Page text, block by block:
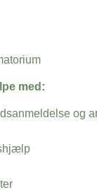
med:
og